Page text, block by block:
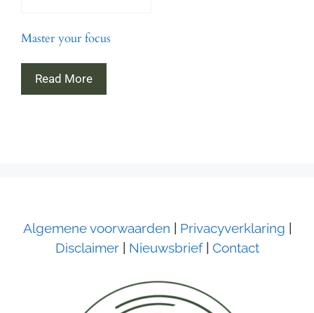
Master your focus
Read More
Algemene voorwaarden Privacyverklaring
Disclaimer| Nieuwsbrief| Contact